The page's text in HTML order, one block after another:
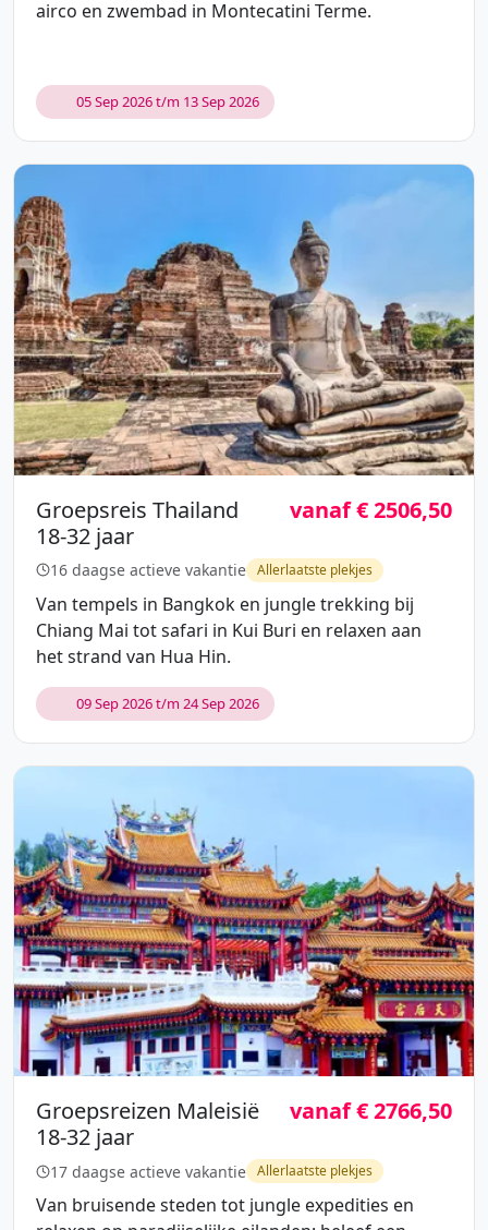
airco en zwembad in Montecatini Terme.
05 Sep 2026 t/m 13 Sep 2026
Groepsreis Thailand
18-32 jaar
vanaf € 2506,50
16 daagse actieve vakantie Allerlaatste plekjes
Van tempels in Bangkok en jungle trekking bij
Chiang Mai tot safari in Kui Buri en relaxen aan
het strand van Hua Hin.
09 Sep 2026 t/m 24 Sep 2026
Groepsreizen Maleisië
18-32 jaar
vanaf € 2766,50
17 daagse actieve vakantie Allerlaatste plekjes
Van bruisende steden tot jungle expedities en